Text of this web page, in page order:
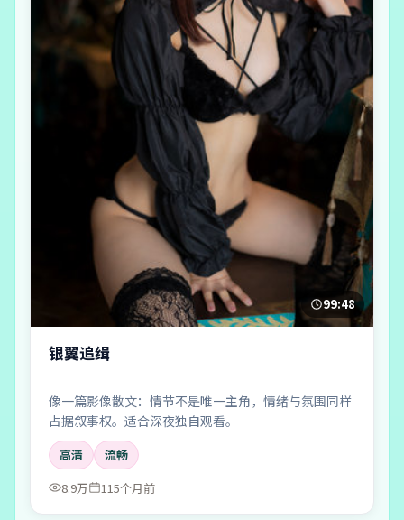
99:48
银翼追缉
像一篇影像散文：情节不是唯一主角，情绪与氛围同样
占据叙事权。适合深夜独自观看。
高清
流畅
8.9万
115个月前